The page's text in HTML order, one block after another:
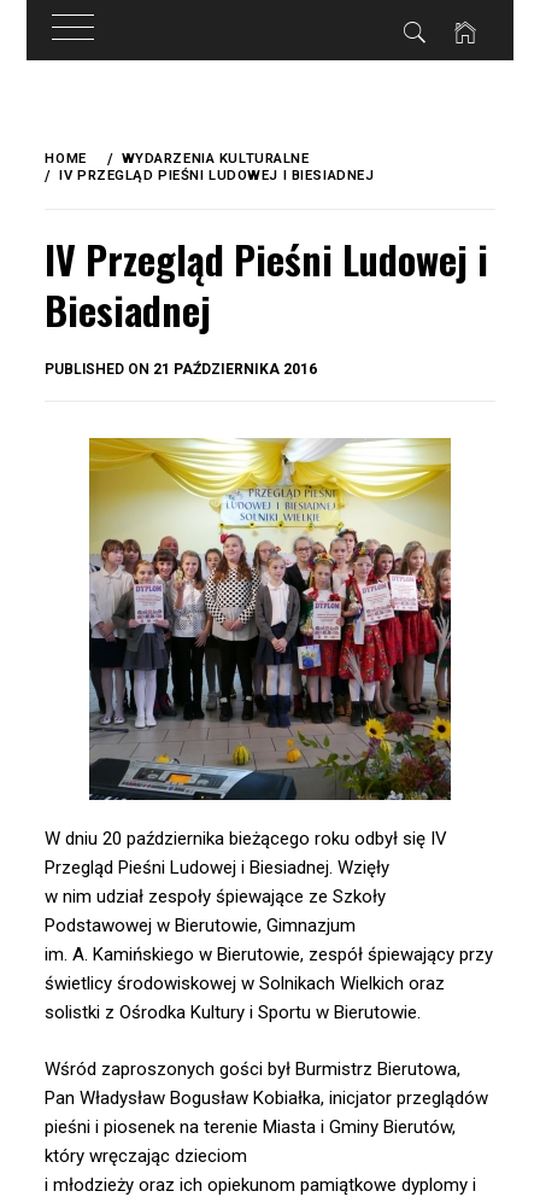
treści
content
HOME
WYDARZENIA KULTURALNE
IV PRZEGLĄD PIEŚNI LUDOWEJ I BIESIADNEJ
IV Przegląd Pieśni Ludowej i
Biesiadnej
PUBLISHED ON 21 PAŹDZIERNIKA 2016
W dniu 20 października bieżącego roku odbył się IV
Przegląd Pieśni Ludowej i Biesiadnej. Wzięły
w nim udział zespoły śpiewające ze Szkoły
Podstawowej w Bierutowie, Gimnazjum
im. A. Kamińskiego w Bierutowie, zespół śpiewający przy
świetlicy środowiskowej w Solnikach Wielkich oraz
solistki z Ośrodka Kultury i Sportu w Bierutowie.
Wśród zaproszonych gości był Burmistrz Bierutowa,
Pan Władysław Bogusław Kobiałka, inicjator przeglądów
pieśni i piosenek na terenie Miasta i Gminy Bierutów,
który wręczając dzieciom
i młodzieży oraz ich opiekunom pamiątkowe dyplomy i